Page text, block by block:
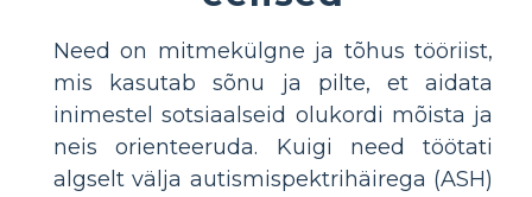
Need on mitmekülgne ja tõhus tööriist,
mis kasutab sõnu ja pilte, et aidata
inimestel sotsiaalseid olukordi mõista ja
neis orienteeruda. Kuigi need töötati
algselt välja autismispektrihäirega (ASH)